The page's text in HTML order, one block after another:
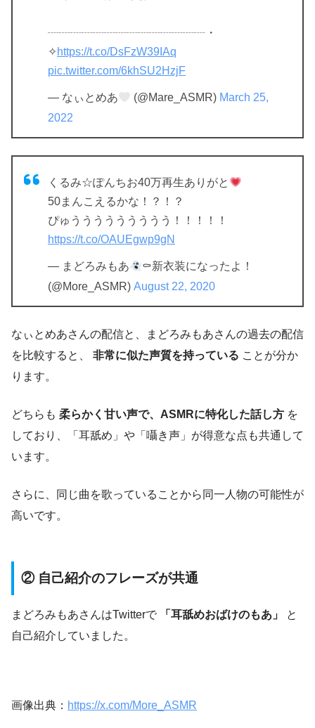
┈┈┈┈┈┈┈┈┈┈┈┈┈┈・
✧︎https://t.co/DsFzW39IAq
pic.twitter.com/6khSU2HzjF
— なぃとめあ (@Mare_ASMR) March 25,
2022
くるみ☆ぽんちお40万再生ありがと
50まんこえるかな！？！？
ぴゅううううううううう！！！！！
https://t.co/OAUEgwp9gN
— まどろみもあ
⚰新衣装になったよ！
(@More_ASMR) August 22, 2020
なぃとめあさんの配信と、まどろみもあさんの過去の配信
を比較すると、 非常に似た声質を持っている ことが分か
ります。
どちらも 柔らかく甘い声で、ASMRに特化した話し方 を
しており、「耳舐め」や「囁き声」が得意な点も共通して
います。
さらに、同じ曲を歌っていることから同一人物の可能性が
高いです。
② 自己紹介のフレーズが共通
まどろみもあさんはTwitterで 「耳舐めおばけのもあ」
と
自己紹介していました。
画像出典： https://x.com/More_ASMR